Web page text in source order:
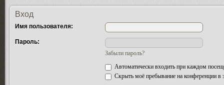
Вход
Имя пользователя:
Пароль:
Забыли пароль?
Автоматически входить при каждом
Скрыть моё пребывание на конференции в